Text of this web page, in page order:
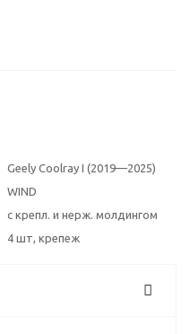
Geely Coolray I (2019—2025)
WIND
с крепл. и нерж. молдингом
4 шт, крепеж